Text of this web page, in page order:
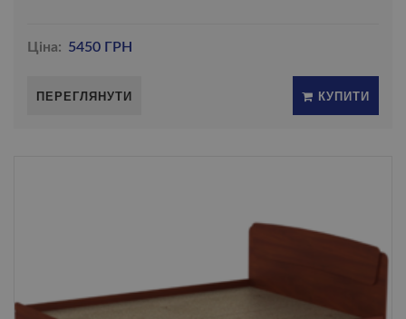
Ціна: 5450 ГРН
ПЕРЕГЛЯНУТИ КУПИТИ